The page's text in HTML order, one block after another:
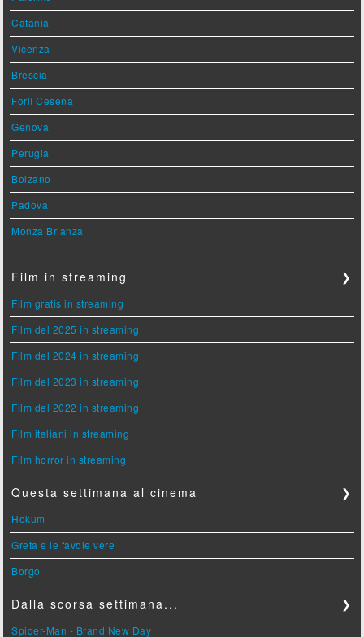
Catania
Vicenza
Brescia
Forlì Cesena
Genova
Perugia
Bolzano
Padova
Monza Brianza
Film in streaming ❯
Film gratis in streaming
Film del 2025 in streaming
Film del 2024 in streaming
Film del 2023 in streaming
Film del 2022 in streaming
Film italiani in streaming
Film horror in streaming
Questa settimana al cinema ❯
Hokum
Greta e le favole vere
Borgo
Dalla scorsa settimana... ❯
Spider-Man - Brand New Day